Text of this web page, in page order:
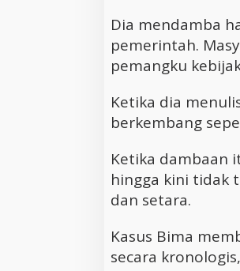
Dia mendamba
pemerintah.
pemangku
Ketika dia
berkembang
Ketika dambaan
hingga kini tidak
dan setara.
Kasus Bima
secara